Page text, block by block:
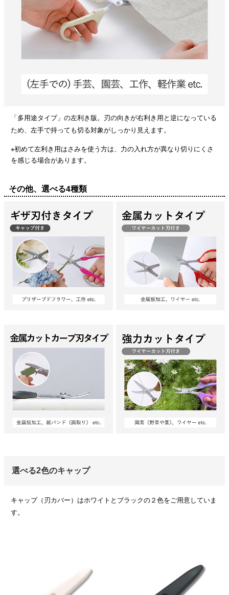
「多用途タイプ」の左利き版。刃の向きが右利き用と逆になっている
ため、左手で持っても切る対象がしっかり見えます。
※初めて左利き用はさみを使う方は、力の入れ方が異なり切りにくさ
を感じる場合があります。
その他、選べる4種類
選べる2色のキャップ
キャップ（刃カバー）はホワイトとブラックの２色をご用意していま
す。